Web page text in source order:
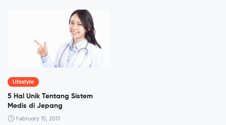
Lifestyle
5 Hal Unik Tentang Sistem
Medis di Jepang
February 15, 2017